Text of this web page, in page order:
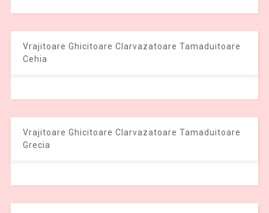
Vrajitoare Ghicitoare Clarvazatoare Tamaduitoare
Cehia
Vrajitoare Ghicitoare Clarvazatoare Tamaduitoare
Grecia